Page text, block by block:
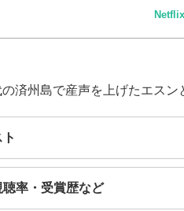
済州島で産声を上げたエスン
聴率・受賞歴など